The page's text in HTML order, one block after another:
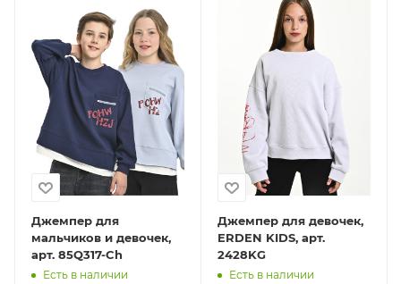
Джемпер для
мальчиков и девочек,
арт. 85Q317-Ch
Есть в наличии
Джемпер для девочек,
ERDEN KIDS, арт.
2428KG
Есть в наличии